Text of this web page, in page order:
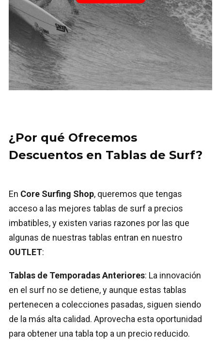
¿Por qué Ofrecemos
Descuentos en Tablas de Surf?
En Core Surfing Shop, queremos que tengas
acceso a las mejores tablas de surf a precios
imbatibles, y existen varias razones por las que
algunas de nuestras tablas entran en nuestro
OUTLET:
Tablas de Temporadas Anteriores: La innovación
en el surf no se detiene, y aunque estas tablas
pertenecen a colecciones pasadas, siguen siendo
de la más alta calidad. Aprovecha esta oportunidad
para obtener una tabla top a un precio reducido.